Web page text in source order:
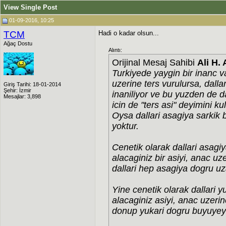
View Single Post
01-09-2016, 10:25
TCM
Ağaç Dostu
Giriş Tarihi: 18-01-2014
Şehir: İzmir
Mesajlar: 3,898
Hadi o kadar olsun...
Alıntı:
Orijinal Mesaj Sahibi Ali H.
Turkiyede yaygin bir inanc
uzerine ters vurulursa,
inaniliyor ve bu yuzden de
icin de "ters asi" deyimini
Oysa dallari asagiya sarkik
yoktur.
Cenetik olarak dallari
alacaginiz bir asiyi, anac
dallari hep asagiya dogru
Yine cenetik olarak dallari
alacaginiz asiyi, anac
donup yukari dogru